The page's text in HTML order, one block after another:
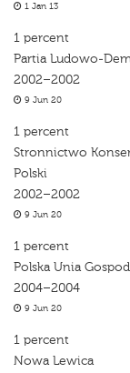
1 Jan 13
1 percent
Partia Ludowo-
2002–2002
9 Jun 20
1 percent
Stronnictwo
Polski
2002–2002
9 Jun 20
1 percent
Polska Unia
2004–2004
9 Jun 20
1 percent
Nowa Lewica